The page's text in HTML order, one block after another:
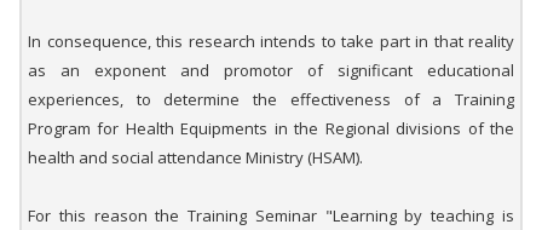
In consequence, this research intends to take part in that reality
as an exponent and promotor of significant educational
experiences, to determine the effectiveness of a Training
Program for Health Equipments in the Regional divisions of the
health and social attendance Ministry (HSAM).
For this reason the Training Seminar "Learning by teaching is